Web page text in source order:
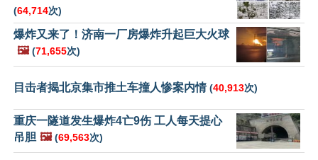
(64,714次)
爆炸又来了！济南一厂房爆炸升起巨大火球
🖼️ (71,655次)
目击者揭北京集市推土车撞人惨案内情(40,913次)
重庆一隧道发生爆炸4亡9伤 工人每天提心
吊胆 🖼️ (69,563次)